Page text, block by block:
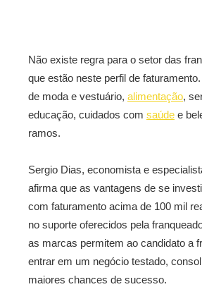
Não existe regra para o setor das
que estão neste perfil de
de moda e vestuário, alimentação,
educação, cuidados com saúde e
ramos.
Sergio Dias, economista e
afirma que as vantagens de se
com faturamento acima de 100 mil
no suporte oferecidos pela
as marcas permitem ao candidato a
entrar em um negócio testado,
maiores chances de sucesso.